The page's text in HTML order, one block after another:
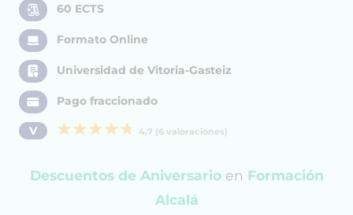
60 ECTS
Formato Online
Universidad de Vitoria-Gasteiz
Pago fraccionado
V 4,7 (6 valoraciones)
Descuentos de Aniversarioen Formación
Alcalá